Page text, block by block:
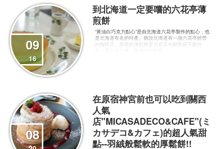
09
16
到北海道一定要嚐的六花亭薄
煎餅
“黃油白巧克力點心”是由北海道六花亭製作的點心，也
是北海道有名的特產。聽說北海道有一個六花亭經營
的咖啡店，那裡的薄煎餅是只在店內銷售絕不能外
08
在原宿神宮前也可以吃到關西
人氣
店"MICASADECO&CAFE"(ミ
カサデコ&カフェ)的超人氣甜
點--羽絨般鬆軟的厚鬆餅!!